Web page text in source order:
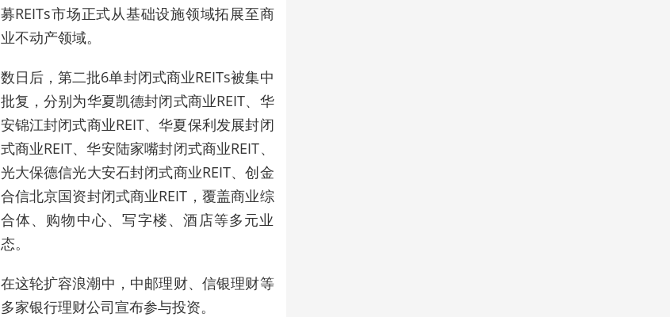
募REITs市场正式从基础设施领域拓展至商
业不动产领域。‌‌
数日后， 第二批6单封闭式商业REITs被集中
批复，分别为华夏凯德封闭式商业REIT、华
安锦江封闭式商业REIT、华夏保利发展封闭
式商业REIT、华安陆家嘴封闭式商业REIT、
光大保德信光大安石封闭式商业REIT、创金
合信北京国资封闭式商业REIT ，覆盖商业综
合体、购物中心、写字楼、酒店等多元业
态。
在这轮扩容浪潮中， 中邮理财、信银理财等
多家银行理财公司宣布参与投资。